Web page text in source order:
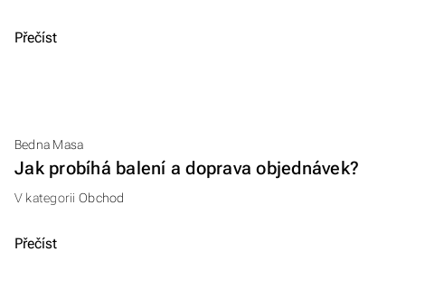
Přečíst
Bedna Masa
Jak probíhá balení a doprava objednávek?
V kategorii Obchod
Přečíst